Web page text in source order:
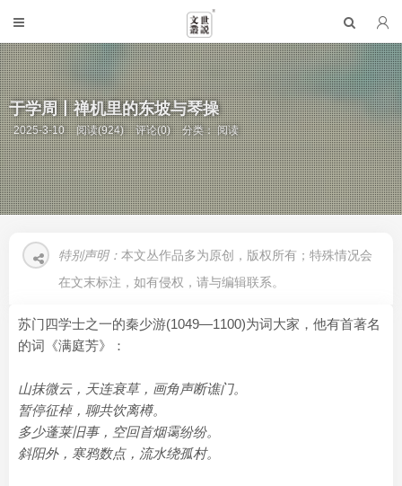
于学周丨禅机里的东坡与琴操
2025-3-10 阅读(924) 评论(0) 分类：阅读
特别声明： 本文丛作品多为原创，版权所有；特殊情况会
在文末标注，如有侵权，请与编辑联系。
苏门四学士之一的秦少游(1049—1100)为词大家，他有首著名
的词《满庭芳》：
山抹微云，天连衰草，画角声断谯门。
暂停征棹，聊共饮离樽。
多少蓬莱旧事，空回首烟霭纷纷。
斜阳外，寒鸦数点，流水绕孤村。